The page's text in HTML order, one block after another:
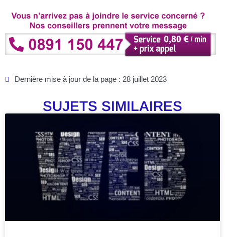
Dernière mise à jour de la page : 28 juillet 2023
SUJETS SIMILAIRES